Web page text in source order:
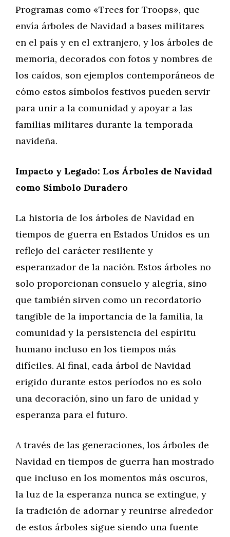
Programas como «Trees for Troops», que
envía árboles de Navidad a bases militares
en el país y en el extranjero, y los árboles de
memoria, decorados con fotos y nombres de
los caídos, son ejemplos contemporáneos de
cómo estos símbolos festivos pueden servir
para unir a la comunidad y apoyar a las
familias militares durante la temporada
navideña.
Impacto y Legado: Los Árboles de Navidad
como Símbolo Duradero
La historia de los árboles de Navidad en
tiempos de guerra en Estados Unidos es un
reflejo del carácter resiliente y
esperanzador de la nación. Estos árboles no
solo proporcionan consuelo y alegría, sino
que también sirven como un recordatorio
tangible de la importancia de la familia, la
comunidad y la persistencia del espíritu
humano incluso en los tiempos más
difíciles. Al final, cada árbol de Navidad
erigido durante estos períodos no es solo
una decoración, sino un faro de unidad y
esperanza para el futuro.
A través de las generaciones, los árboles de
Navidad en tiempos de guerra han mostrado
que incluso en los momentos más oscuros,
la luz de la esperanza nunca se extingue, y
la tradición de adornar y reunirse alrededor
de estos árboles sigue siendo una fuente